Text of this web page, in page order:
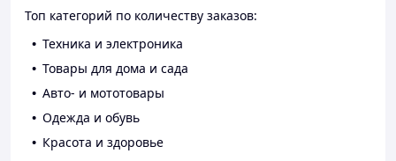
Топ категорий по количеству заказов:
Техника и электроника
Товары для дома и сада
Авто- и мототовары
Одежда и обувь
Красота и здоровье